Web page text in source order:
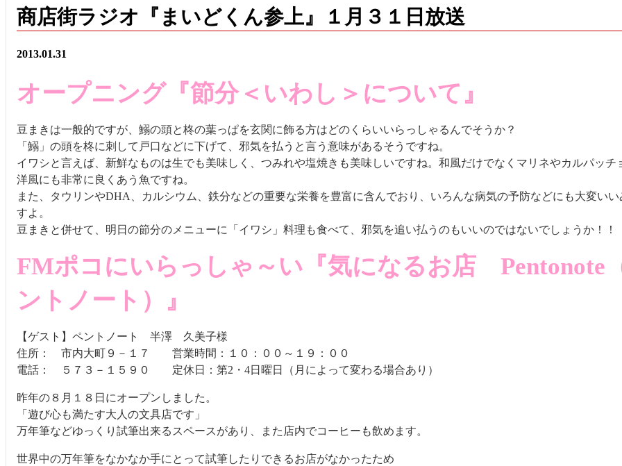
商店街ラジオ『まいどくん参上』１月３１日放送
2013.01.31
オープニング『節分＜いわし＞について』
豆まきは一般的ですが、鰯の頭と柊の葉っぱを玄関に飾る方はどのくらいいらっしゃるんでそうか？
「鰯」の頭を柊に刺して戸口などに下げて、邪気を払うと言う意味があるそうですね。
イワシと言えば、新鮮なものは生でも美味しく、つみれや塩焼きも美味しいですね。和風だけでなくマリネやカルパッチ
洋風にも非常に良くあう魚ですね。
また、タウリンやDHA、カルシウム、鉄分などの重要な栄養を豊富に含んでおり、いろんな病気の予防などにも大変い
すよ。
豆まきと併せて、明日の節分のメニューに「イワシ」料理も食べて、邪気を追い払うのもいいのではないでしょうか！！
FMポコにいらっしゃ～い『気になるお店 Pentonote
ントノート）』
【ゲスト】ペントノート 半澤 久美子様
住所： 市内大町９－１７ 営業時間：１０：００～１９：００
電話： ５７３－１５９０ 定休日：第2・4日曜日（月によって変わる場合あり）
昨年の８月１８日にオープンしました。
「遊び心も満たす大人の文具店です」
万年筆などゆっくり試筆出来るスペースがあり、また店内でコーヒーも飲めます。
世界中の万年筆をなかなか手にとって試筆したりできるお店がなかったため